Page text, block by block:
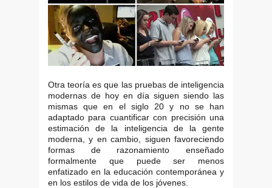
Otra teoría es que las pruebas de inteligencia
modernas de hoy en día siguen siendo las
mismas que en el siglo 20 y no se han
adaptado para cuantificar con precisión una
estimación de la inteligencia de la gente
moderna, y en cambio, siguen favoreciendo
formas de razonamiento enseñado
formalmente que puede ser menos
enfatizado en la educación contemporánea y
en los estilos de vida de los jóvenes.